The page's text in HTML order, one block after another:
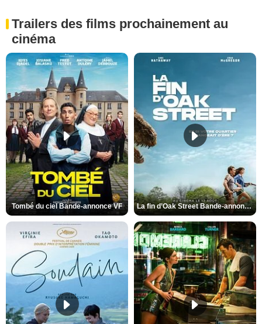
Trailers des films prochainement au
cinéma
Tombé du ciel Bande-annonce VF La fin d’Oak Street Bande-annonce VO STFR